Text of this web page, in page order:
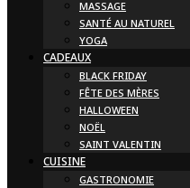
MASSAGE
SANTÉ AU NATUREL
YOGA
CADEAUX
BLACK FRIDAY
FÊTE DES MÈRES
HALLOWEEN
NOËL
SAINT VALENTIN
CUISINE
GASTRONOMIE